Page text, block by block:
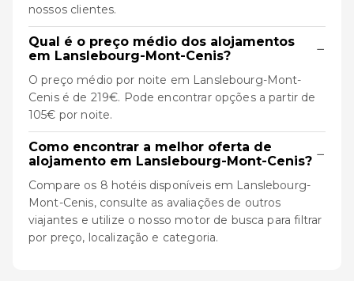
nossos clientes.
Qual é o preço médio dos alojamentos
em Lanslebourg-Mont-Cenis?
−
O preço médio por noite em Lanslebourg-Mont-
Cenis é de 219€. Pode encontrar opções a partir de
105€ por noite.
Como encontrar a melhor oferta de
alojamento em Lanslebourg-Mont-Cenis? −
Compare os 8 hotéis disponíveis em Lanslebourg-
Mont-Cenis, consulte as avaliações de outros
viajantes e utilize o nosso motor de busca para filtrar
por preço, localização e categoria.